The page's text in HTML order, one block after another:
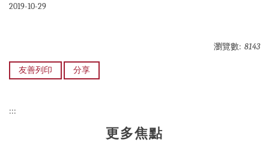
2019-10-29
瀏覽數: 8143
友善列印 分享
:::
更多焦點